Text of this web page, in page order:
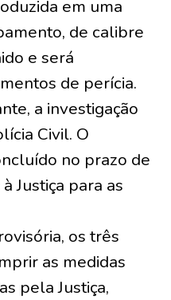
em uma
de calibre
e será
de perícia.
a investigação
Civil. O
no prazo de
Justiça para as
os três
as medidas
pela Justiça,